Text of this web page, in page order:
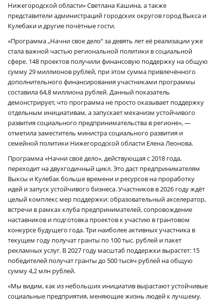
Нижегородской области» Светлана Кашина, а также
представители администраций городских округов город Выкса и
Кулебаки и другие почётные гости.
«Программа „Начни свое дело“ за девять лет её реализации уже
стала важной частью региональной политики в социальной
сфере. 148 проектов получили финансовую поддержку на общую
сумму 29 миллионов рублей, при этом сумма привлечённого
дополнительного финансирования участниками программы
составила 64,8 миллиона рублей. Данный показатель
демонстрирует, что программа не просто оказывает поддержку
отдельным инициативам, а запускает механизм устойчивого
развития социального предпринимательства в регионе», —
отметила заместитель министра социального развития и
семейной политики Нижегородской области Елена Леонова.
Программа «Начни своё дело», действующая с 2018 года,
переходит на двухгодичный цикл. Это даст предпринимателям
Выксы и Кулебак больше времени и ресурсов на проработку
идей и запуск устойчивого бизнеса. Участников в 2026 году ждёт
целый комплекс мер поддержки: образовательный акселератор,
встречи в рамках клуба предпринимателей, сопровождение
наставников и подготовка проектов к участию в грантовом
конкурсе будущего года. Три наиболее активных участника в
текущем году получат гранты по 100 тыс. рублей и пакет
рекламных услуг. В 2027 году масштаб поддержки вырастет: 15
победителей получат гранты до 500 тысяч рублей на общую
сумму 4,2 млн рублей.
«Мы видим, как из небольших инициатив вырастают устойчивые
социальные предприятия, меняющие жизнь людей к лучшему.